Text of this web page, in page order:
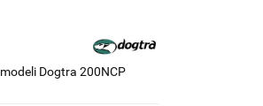
Dogtra 200NCP